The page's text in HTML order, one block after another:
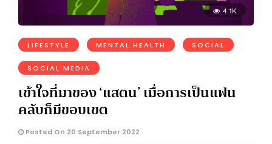
4.1K
LIFESTYLE MENTAL HEALTH SOCIAL
SOCIAL MEDIA
เข้าใจที่มาของ ‘แสตน’ เมื่อการเป็นแฟน
คลับก็มีขอบเขต
Posted On 20 September 2022